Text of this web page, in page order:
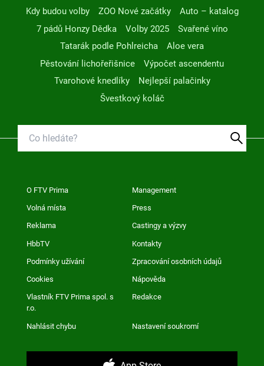
Kdy budou volby
ZOO Nové začátky
Auto – katalog
7 pádů Honzy Dědka
Volby 2025
Svařené víno
Tatarák podle Pohlreicha
Aloe vera
Pěstování lichořeřišnice
Výpočet ascendentu
Tvarohové knedlíky
Nejlepší palačinky
Švestkový koláč
O FTV Prima Management
Volná místa Press
Reklama Castingy a výzvy
HbbTV Kontakty
Podmínky užívání Zpracování osobních údajů
Cookies Nápověda
Vlastník FTV Prima spol. s
r.o.
Redakce
Nahlásit chybu Nastavení soukromí